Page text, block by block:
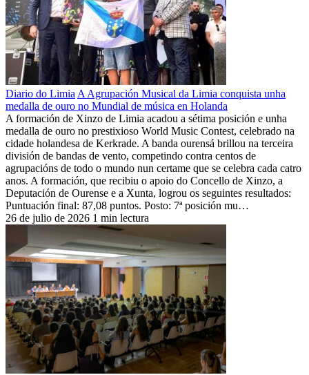
Diario do Limia A Agrupación Musical da Limia conquista unha
medalla de ouro no Mundial de música en Holanda
A formación de Xinzo de Limia acadou a sétima posición e unha
medalla de ouro no prestixioso World Music Contest, celebrado na
cidade holandesa de Kerkrade. A banda ourensá brillou na terceira
división de bandas de vento, competindo contra centos de
agrupacións de todo o mundo nun certame que se celebra cada catro
anos. A formación, que recibiu o apoio do Concello de Xinzo, a
Deputación de Ourense e a Xunta, logrou os seguintes resultados:
Puntuación final: 87,08 puntos. Posto: 7ª posición mu…
26 de julio de 2026 1 min lectura